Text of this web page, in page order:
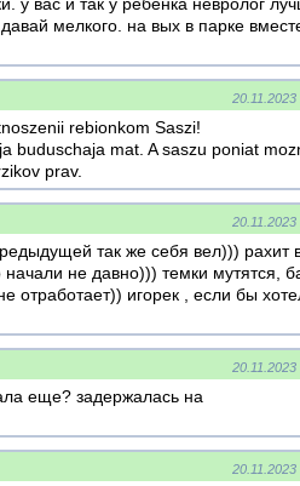
мелкого. на вых в парке
20.11.2023
rebionkom Saszi!
buduschaja mat. A saszu poniat
prav.
20.11.2023
так же себя вел))) рахит
не давно))) темки мутятся,
отработает)) игорек , если бы
20.11.2023
еще? задержалась на
20.11.2023